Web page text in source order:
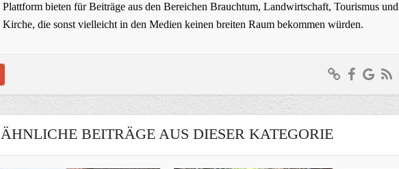
Plattform bieten für Beiträge aus den Bereichen Brauchtum, Landwirtschaft, Tourismus und
Kirche, die sonst vielleicht in den Medien keinen breiten Raum bekommen würden.
ÄHNLICHE BEITRÄGE AUS DIESER KATEGORIE